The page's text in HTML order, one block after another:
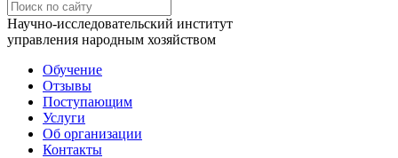
Научно-исследовательский институт
управления народным хозяйством
Обучение
Отзывы
Поступающим
Услуги
Об организации
Контакты